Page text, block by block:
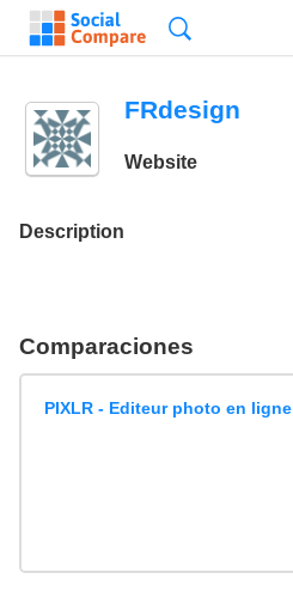
FRdesign
Website
Description
Comparaciones
PIXLR - Editeur photo en ligne